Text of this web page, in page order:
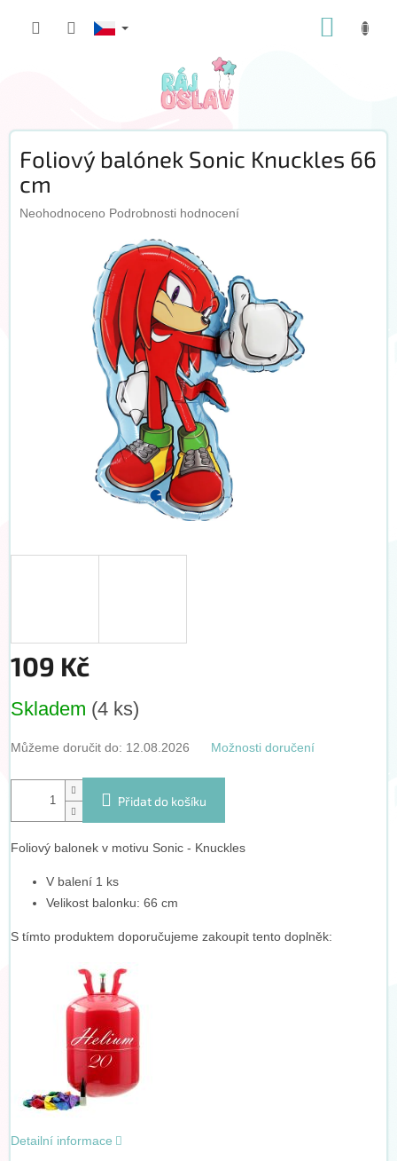
Foliový balónek Sonic Knuckles 66
cm
Průměrné
Neohodnoceno Podrobnosti hodnocení
109 Kč
cena:
Skladem (4 ks)
Můžeme doručit do: 12.08.2026 Možnosti doručení
Přidat do košíku
Foliový balonek v motivu Sonic - Knuckles
V balení 1 ks
Velikost balonku: 66 cm
S tímto produktem doporučujeme zakoupit tento doplněk:
Detailní informace